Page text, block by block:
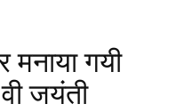
मनाया गयी
जयंती